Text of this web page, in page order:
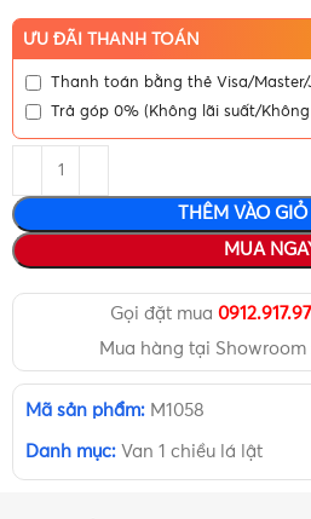
ƯU ĐÃI THANH TOÁN
Thanh toán bằng thẻ Visa/Master/
Trả góp 0% (Không lãi suất/
THÊM VÀO
MUA
Gọi đặt mua
Mua hàng tại Showroom
Mã sản phẩm: M1058
Danh mục: Van 1 chiều lá lật